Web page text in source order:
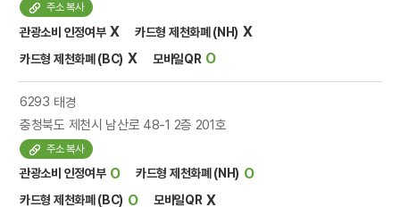
주소 복사
관광소비 인정여부 X 카드형 제천화폐 (NH) X
카드형 제천화폐 (BC) X 모바일QR O
6293 태경
충청북도 제천시 남산로 48-1 2층 201호
주소 복사
관광소비 인정여부 O 카드형 제천화폐 (NH) O
카드형 제천화폐 (BC) O 모바일QR X